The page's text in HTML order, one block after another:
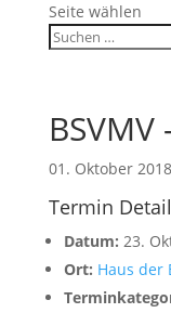
Seite wählen
01. Oktober 2018
Termin
Datum: 23.
Ort: Haus der